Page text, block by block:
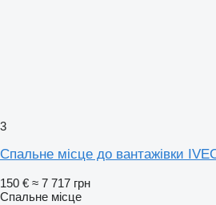
3
Спальне місце до вантажівки
150 € ≈ 7 717 грн
Спальне місце